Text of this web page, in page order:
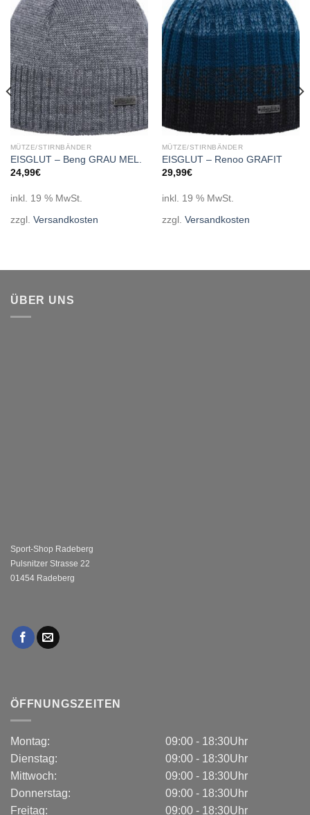
Add to
wishlist
MÜTZE/STIRNBÄNDER
EISGLUT – Beng GRAU MEL.
24,99€
inkl. 19 % MwSt.
zzgl. Versandkosten
Add to
wishlist
MÜTZE/STIRNBÄNDER
EISGLUT – Renoo GRAFIT
29,99€
inkl. 19 % MwSt.
zzgl. Versandkosten
ÜBER UNS
Sport-Shop Radeberg
Pulsnitzer Strasse 22
01454 Radeberg
ÖFFNUNGSZEITEN
Montag:
Dienstag:
Mittwoch:
Donnerstag:
Freitag:
09:00 - 18:30Uhr
09:00 - 18:30Uhr
09:00 - 18:30Uhr
09:00 - 18:30Uhr
09:00 - 18:30Uhr